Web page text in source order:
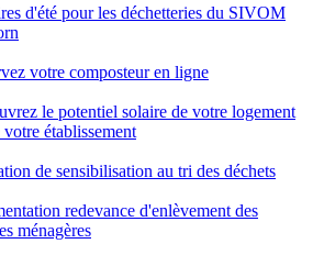
d'été pour les déchetteries du SIVOM
votre composteur en ligne
le potentiel solaire de votre logement
votre établissement
de sensibilisation au tri des déchets
redevance d'enlèvement des
ménagères